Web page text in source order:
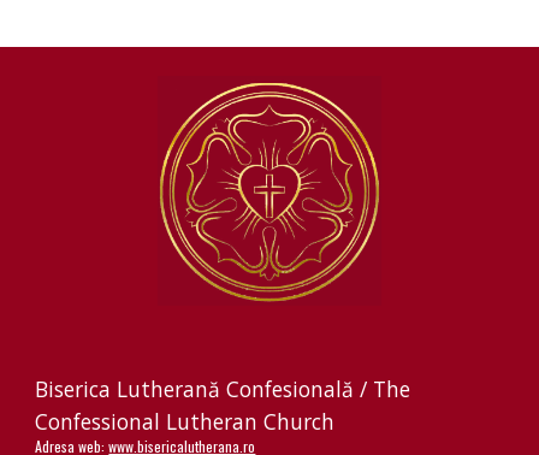
Biserica Lutherană Confesională / The
Confessional Lutheran Church
Adresa web:www.bisericalutherana.ro